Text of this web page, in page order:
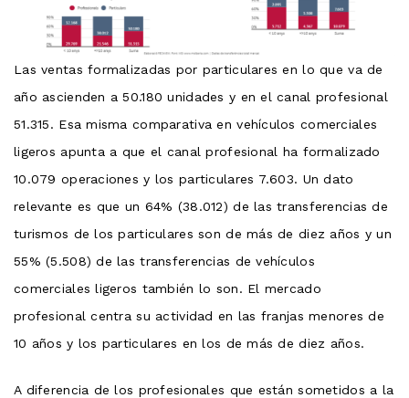
Las ventas formalizadas por particulares en lo que va de
año ascienden a 50.180 unidades y en el canal profesional
51.315. Esa misma comparativa en vehículos comerciales
ligeros apunta a que el canal profesional ha formalizado
10.079 operaciones y los particulares 7.603. Un dato
relevante es que un 64% (38.012) de las transferencias de
turismos de los particulares son de más de diez años y un
55% (5.508) de las transferencias de vehículos
comerciales ligeros también lo son. El mercado
profesional centra su actividad en las franjas menores de
10 años y los particulares en los de más de diez años.
A diferencia de los profesionales que están sometidos a la